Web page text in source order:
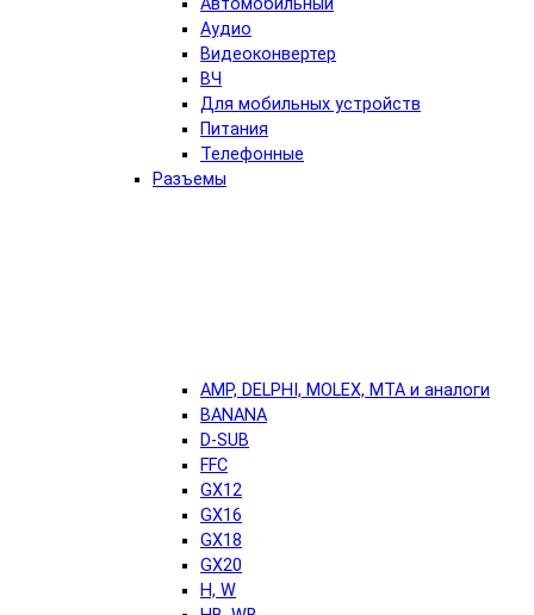
Автомобильный
Аудио
Видеоконвертер
ВЧ
Для мобильных устройств
Питания
Телефонные
Разъемы
AMP, DELPHI, MOLEX, MTA и аналоги
BANANA
D-SUB
FFC
GX12
GX16
GX18
GX20
H, W